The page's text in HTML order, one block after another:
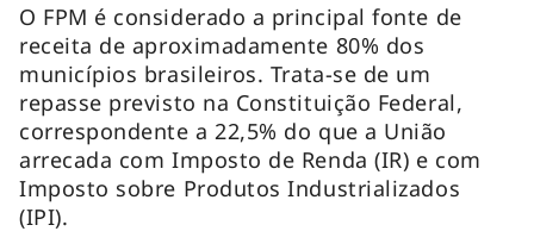
O FPM é considerado a principal fonte de
receita de aproximadamente 80% dos
municípios brasileiros. Trata-se de um
repasse previsto na Constituição Federal,
correspondente a 22,5% do que a União
arrecada com Imposto de Renda (IR) e com
Imposto sobre Produtos Industrializados
(IPI).